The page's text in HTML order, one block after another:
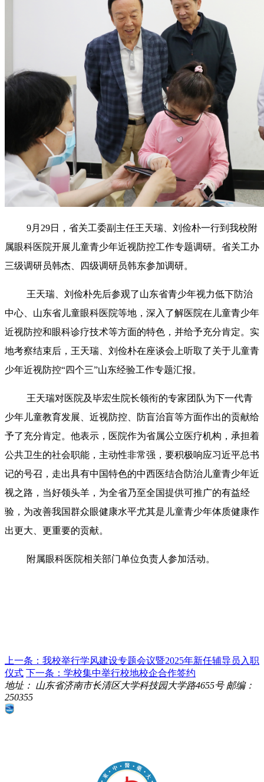
9月29日，省关工委副主任王天瑞 、刘俭朴一行到我校附
属眼科医院开展儿童青少年近视防控工作专题调研。省关工办
三级调研员韩杰、四级调研员韩东参加调研。
王天瑞、刘俭朴先后参观了山东省青少年视力低下防治
中心、山东省儿童眼科医院等地，深入了解医院在儿童青少年
近视防控和眼科诊疗技术等方面的特色，并给予充分肯定。实
地考察结束后，王天瑞、刘俭朴在座谈会上听取了关于儿童青
少年近视防控“四个三”山东经验工作专题汇报。
王天瑞对医院及毕宏生院长领衔的专家团队为下一代青
少年儿童教育发展、近视防控、防盲治盲等方面作出的贡献给
予了充分肯定。他表示，医院作为省属公立医疗机构，承担着
公共卫生的社会职能，主动性非常强，要积极响应习近平总书
记的号召，走出具有中国特色的中西医结合防治儿童青少年近
视之路，当好领头羊，为全省乃至全国提供可推广的有益经
验，为改善我国群众眼健康水平尤其是儿童青少年体质健康作
出更大、更重要的贡献。
附属眼科医院相关部门单位负责人参加活动。
上一条：我校举行学风建设专题会议暨2025年新任辅导员入职
仪式 下一条：学校集中举行校地校企合作签约
地址： 山东省济南市长清区大学科技园大学路4655号 邮编：
250355